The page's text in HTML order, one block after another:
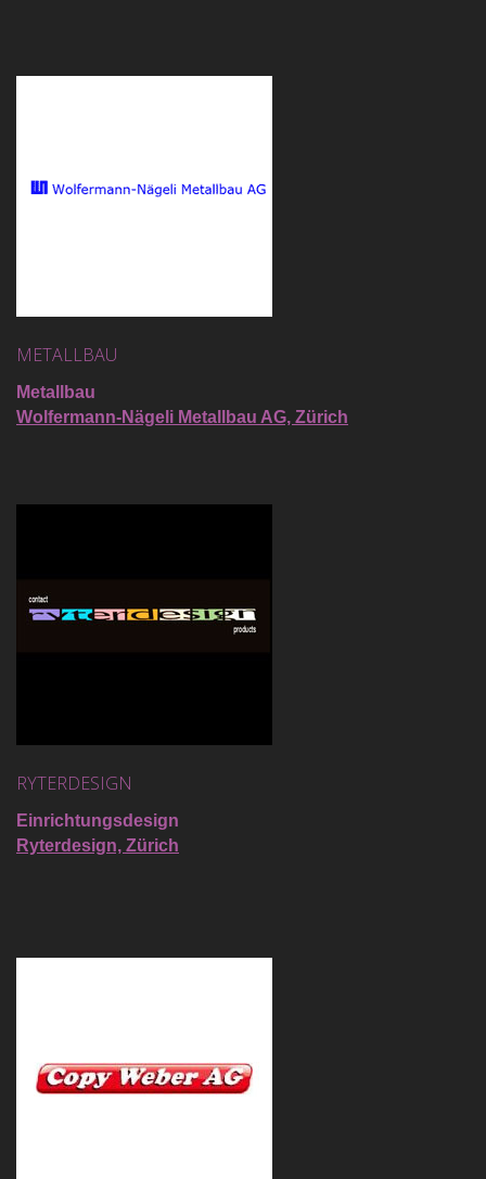
METALLBAU
Metallbau
Wolfermann-Nägeli Metallbau AG, Zürich
RYTERDESIGN
Einrichtungsdesign
Ryterdesign, Zürich